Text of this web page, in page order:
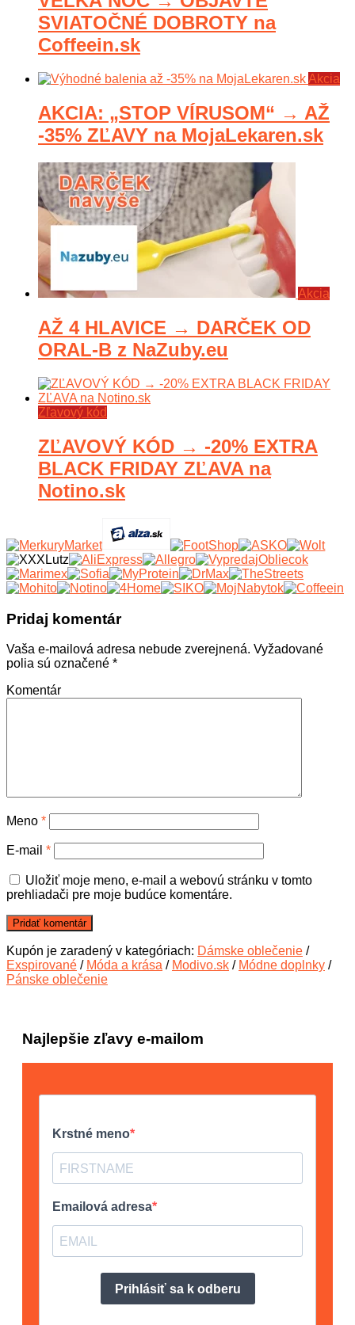
SVIATOČNÉ DOBROTY na
Coffeein.sk
Akcia
AKCIA: „STOP VÍRUSOM“ → AŽ
-35% ZĽAVY na MojaLekaren.sk
Akcia
AŽ 4 HLAVICE → DARČEK OD
ORAL-B z NaZuby.eu
Zľavový kód
ZĽAVOVÝ KÓD → -20% EXTRA
BLACK FRIDAY ZĽAVA na
Notino.sk
Pridaj komentár
Vaša e-mailová adresa nebude zverejnená. Vyžadované
polia sú označené *
Komentár
Meno *
E-mail *
Uložiť moje meno, e-mail a webovú stránku v tomto
prehliadači pre moje budúce komentáre.
Kupón je zaradený v kategóriach: Dámske oblečenie /
Exspirované / Móda a krása / Modivo.sk / Módne doplnky /
Pánske oblečenie
Najlepšie zľavy e-mailom